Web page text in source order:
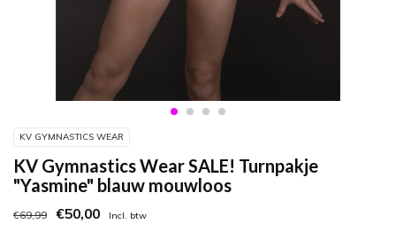
KV GYMNASTICS WEAR
KV Gymnastics Wear SALE! Turnpakje
"Yasmine" blauw mouwloos
€69,99 €50,00 Incl. btw